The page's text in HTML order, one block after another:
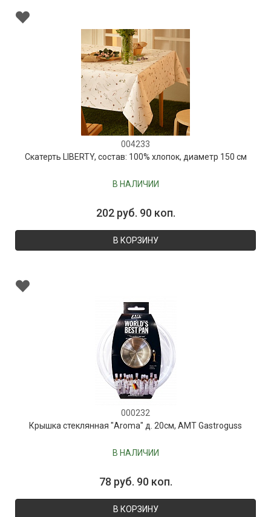
004233
Скатерть LIBERTY, состав: 100% хлопок, диаметр 150 см
В НАЛИЧИИ
202 руб. 90 коп.
В КОРЗИНУ
000232
Крышка стеклянная "Aroma" д. 20см, AMT Gastroguss
В НАЛИЧИИ
78 руб. 90 коп.
В КОРЗИНУ